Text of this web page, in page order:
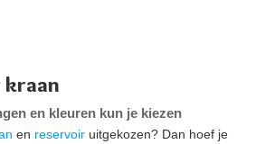
kraan
en kleuren kun je kiezen
en reservoir uitgekozen? Dan hoef je